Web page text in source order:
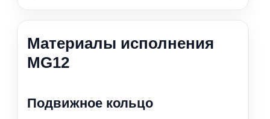
Материалы исполнения
MG12
Подвижное кольцо